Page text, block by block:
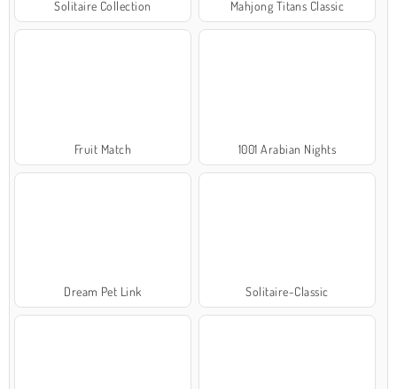
Solitaire Collection Mahjong Titans Classic
Fruit Match 1001 Arabian Nights
Dream Pet Link Solitaire-Classic